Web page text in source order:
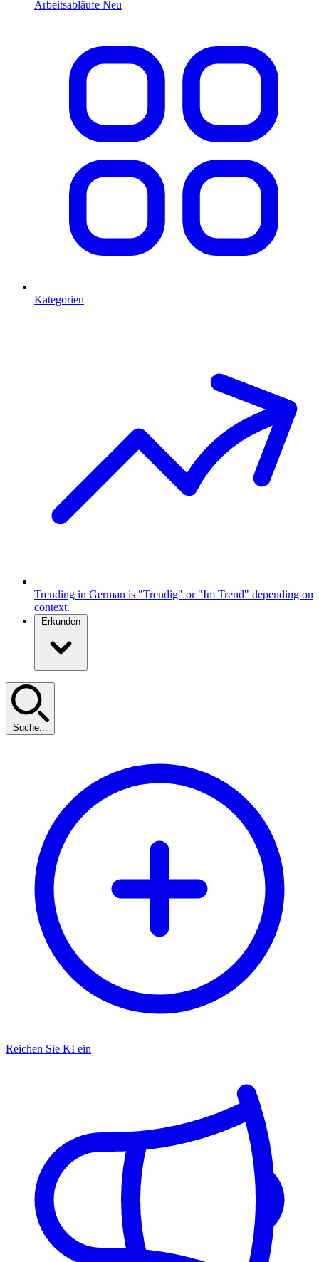
Arbeitsabläufe Neu
Kategorien
Trending in German is "Trendig" or "Im Trend" depending on
context.
Erkunden
Suche...
Reichen Sie KI ein